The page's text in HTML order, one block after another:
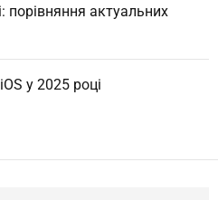
порівняння актуальних
у 2025 році